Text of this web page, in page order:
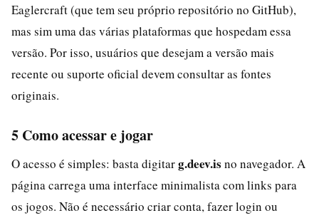
Eaglercraft (que tem seu próprio repositório no GitHub),
mas sim uma das várias plataformas que hospedam essa
versão. Por isso, usuários que desejam a versão mais
recente ou suporte oficial devem consultar as fontes
originais.
5 Como acessar e jogar
O acesso é simples: basta digitarg.deev.is no navegador. A
página carrega uma interface minimalista com links para
os jogos. Não é necessário criar conta, fazer login ou